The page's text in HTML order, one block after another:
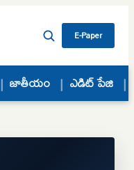
E-Paper
జాతీయం ఎడిట్ పేజి